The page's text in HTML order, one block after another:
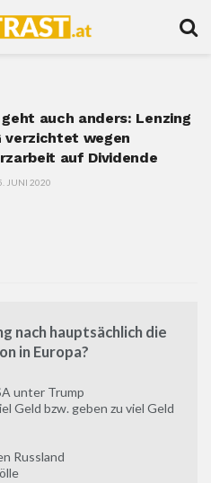
geht auch anders: Lenzing
verzichtet wegen
auf Dividende
JUNI 2020
nach hauptsächlich die
in Europa?
unter Trump
Geld bzw. geben zu viel Geld
Russland